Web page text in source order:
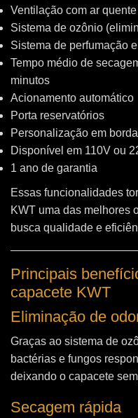
Ventilação com ar quente
Sistema de ozônio
Sistema de perfumação
Tempo médio de
minutos
Acionamento automático
Porta reservatórios
Personalização em
Disponível em 110V ou
1 ano de garantia
Essas funcionalidades
KWT uma das melhores
busca qualidade e
Principais
capacete KWT
Eliminação de
Graças ao sistema de
bactérias e fungos
deixando o capacete
Secagem rápida